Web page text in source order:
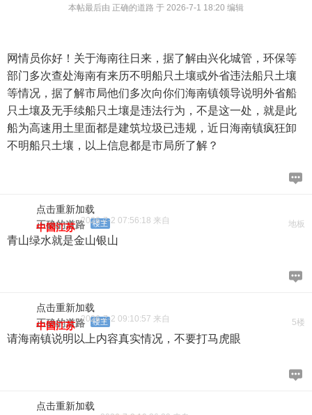
本帖最后由 正确的道路 于 2026-7-1 18:20 编辑
网情员你好！关于海南往日来，据了解由兴化城管，环保等
部门多次查处海南有来历不明船只土壤或外省违法船只土壤
等情况，据了解市局他们多次向你们海南镇领导说明外省船
只土壤及无手续船只土壤是违法行为，不是这一处，就是此
船为高速用土里面都是建筑垃圾已违规，近日海南镇疯狂卸
不明船只土壤，以上信息都是市局所了解？
点击重新加载
地板
正确的道路 楼主
2026-7-2 07:56:18 来自
中国江苏
青山绿水就是金山银山
点击重新加载
5楼
正确的道路 楼主
2026-7-2 09:10:57 来自
中国江苏
请海南镇说明以上内容真实情况，不要打马虎眼
点击重新加载